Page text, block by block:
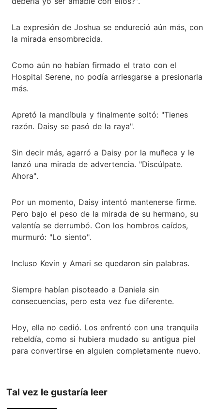
La expresión de Joshua se endureció aún más, con
la mirada ensombrecida.
Como aún no habían firmado el trato con el
Hospital Serene, no podía arriesgarse a presionarla
más.
Apretó la mandíbula y finalmente soltó: "Tienes
razón. Daisy se pasó de la raya".
Sin decir más, agarró a Daisy por la muñeca y le
lanzó una mirada de advertencia. "Discúlpate.
Ahora".
Por un momento, Daisy intentó mantenerse firme.
Pero bajo el peso de la mirada de su hermano, su
valentía se derrumbó. Con los hombros caídos,
murmuró: "Lo siento".
Incluso Kevin y Amari se quedaron sin palabras.
Siempre habían pisoteado a Daniela sin
consecuencias, pero esta vez fue diferente.
Hoy, ella no cedió. Los enfrentó con una tranquila
rebeldía, como si hubiera mudado su antigua piel
para convertirse en alguien completamente nuevo.
Tal vez le gustaría leer